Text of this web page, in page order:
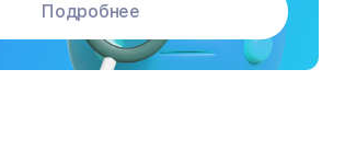
Подробнее